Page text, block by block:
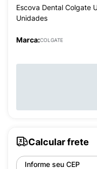
Escova Dental Colgate
Unidades
Marca:COLGATE
Calcular frete
Informe seu CEP